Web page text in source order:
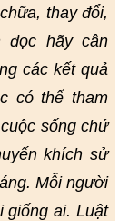
thay đổi,
đọc hãy cân
các kết quả
có thể tham
sống chứ
khích sử
Mỗi người
giống ai. Luật